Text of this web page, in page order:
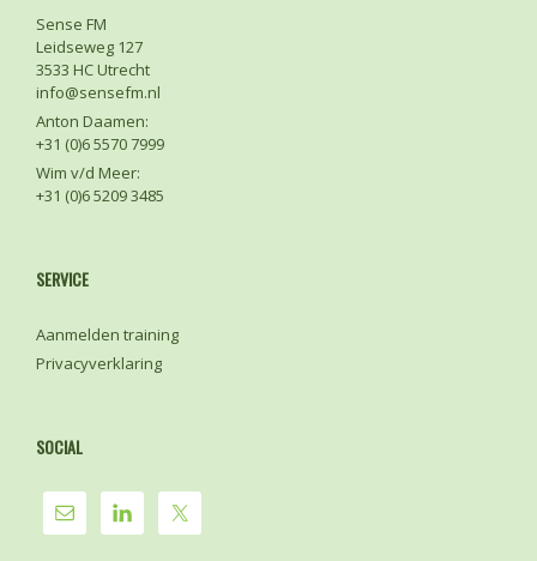
Sense FM
Leidseweg 127
3533 HC Utrecht
info@sensefm.nl
Anton Daamen:
+31 (0)6 5570 7999
Wim v/d Meer:
+31 (0)6 5209 3485
SERVICE
Aanmelden training
Privacyverklaring
SOCIAL